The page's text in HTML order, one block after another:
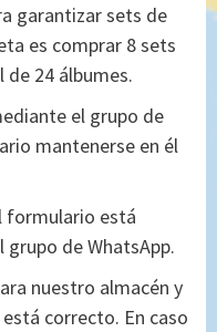
garantizar sets de
es comprar 8 sets
de 24 álbumes.
el grupo de
mantenerse en él
formulario está
de WhatsApp.
nuestro almacén y
correcto. En caso